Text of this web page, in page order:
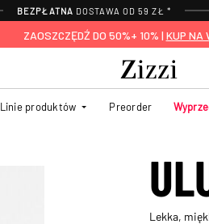
BEZPŁATNA DOSTAWA OD 59 ZŁ *
ZAOSZCZĘDŹ DO 50%+ 10% | KUP NA
Linie produktów Preorder
Lekka,